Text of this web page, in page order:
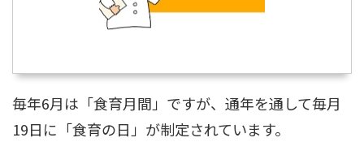
毎年6月は「食育月間」ですが、通年を通して毎月
19日に「食育の日」が制定されています。